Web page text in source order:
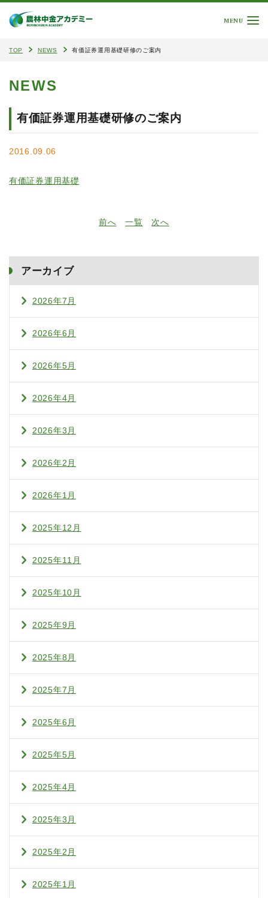
MENU
TOP NEWS 有価証券運用基礎研修のご案内
NEWS
有価証券運用基礎研修のご案内
2016.09.06
有価証券運用基礎
前へ 一覧 次へ
アーカイブ
2026年7月
2026年6月
2026年5月
2026年4月
2026年3月
2026年2月
2026年1月
2025年12月
2025年11月
2025年10月
2025年9月
2025年8月
2025年7月
2025年6月
2025年5月
2025年4月
2025年3月
2025年2月
2025年1月